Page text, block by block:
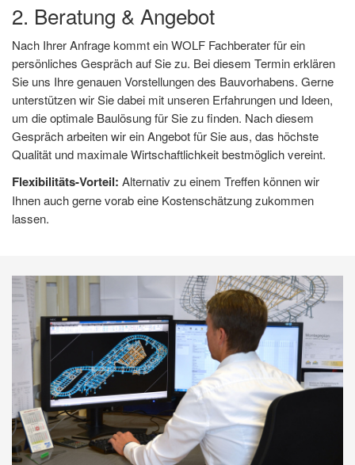
2. Beratung & Angebot
Nach Ihrer Anfrage kommt ein WOLF Fachberater für ein
persönliches Gespräch auf Sie zu. Bei diesem Termin erklären
Sie uns Ihre genauen Vorstellungen des Bauvorhabens. Gerne
unterstützen wir Sie dabei mit unseren Erfahrungen und Ideen,
um die optimale Baulösung für Sie zu finden. Nach diesem
Gespräch arbeiten wir ein Angebot für Sie aus, das höchste
Qualität und maximale Wirtschaftlichkeit bestmöglich vereint.
Flexibilitäts-Vorteil: Alternativ zu einem Treffen können wir
Ihnen auch gerne vorab eine Kostenschätzung zukommen
lassen.